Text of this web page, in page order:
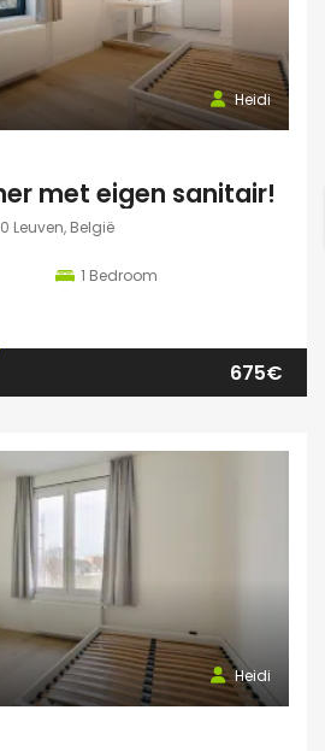
Heidi
met eigen sanitair!
Leuven, België
1 Bedroom
675€
Heidi